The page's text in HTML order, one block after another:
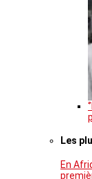
Les
En